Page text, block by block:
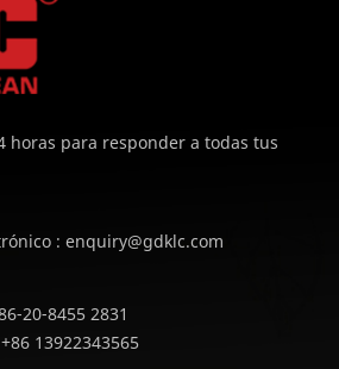
horas para responder a todas tus
: enquiry@gdklc.com
20-8455 2831
13922343565